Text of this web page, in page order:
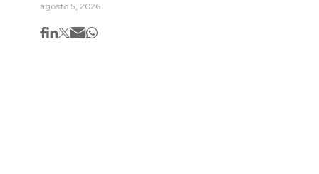
agosto 5, 2026